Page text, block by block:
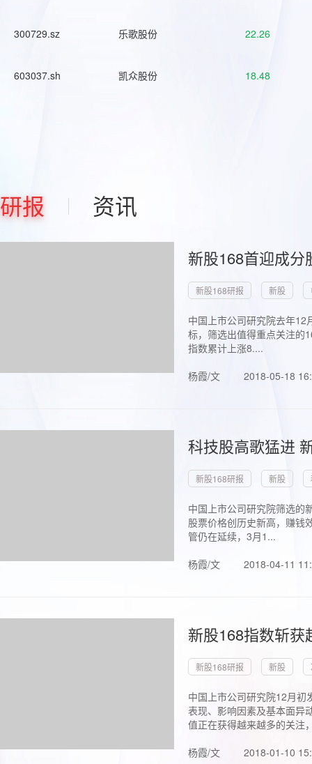
300729.sz 乐歌股份 22.26
603037.sh 凯众股份 18.48
研报 资讯
新股168首迎成
新股168研报 新股
中国上市公司研究院去年
标，筛选出值得重点关注的
指数累计上涨8....
杨霞/文
2018-05-18
科技股高歌猛进
新股168研报 新股
中国上市公司研究院筛选的
股票价格创历史新高，赚钱
管仍在延续，3月1...
杨霞/文
2018-04-11
新股168指数斩
新股168研报 新股
中国上市公司研究院12月初
表现、影响因素及基本面异
值正在获得越来越多的关注
杨霞/文
2018-01-10